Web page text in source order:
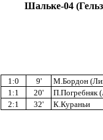
Шальке-04
1:0 9'
М.Бордон
1:1
20'
П.Погребняк
2:1
32' К.Кураньи